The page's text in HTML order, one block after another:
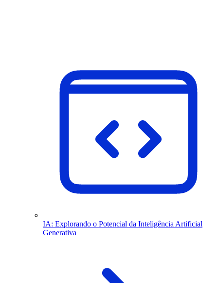
IA: Explorando o Potencial da Inteligência Artificial
Generativa